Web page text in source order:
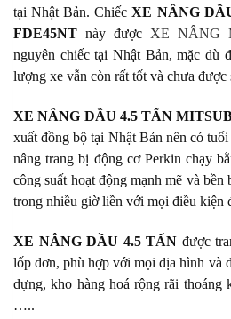
tại Nhật Bản.ChiếcXE NÂNG
FDE45NT này được XE NÂNG
nguyên chiếc tại Nhật Bản, mặc dù
lượng xe vẫn còn rất tốt và chưa
XE NÂNG DẦU 4.5 TẤN
xuất đồng bộ tại Nhật Bản nên có
nâng trang bị động cơ Perkin chạy
công suất hoạt động mạnh mẽ và
trong nhiều giờ liền với mọi điều kiện
XE NÂNG DẦU 4.5 TẤN được
lốp đơn, phù hợp với mọi địa hình và
dựng, kho hàng hoá rộng rãi thoáng
…..